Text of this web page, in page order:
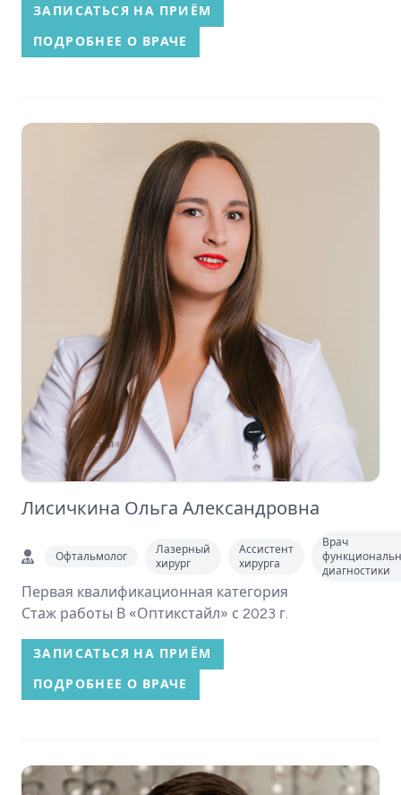
ЗАПИСАТЬСЯ НА ПРИЁМ
ПОДРОБНЕЕ О ВРАЧЕ
Лисичкина Ольга Александровна
Офтальмолог
Лазерный
хирург
Ассистент
хирурга
Врач
диагностики
Первая квалификационная категория
Стаж работы В «Оптикстайл» с 2023 г.
ЗАПИСАТЬСЯ НА ПРИЁМ
ПОДРОБНЕЕ О ВРАЧЕ